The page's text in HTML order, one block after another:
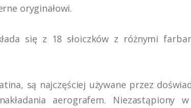
oryginałowi.
się z 18 słoiczków z różnymi
są najczęściej używane przez
aerografem. Niezastąpiony